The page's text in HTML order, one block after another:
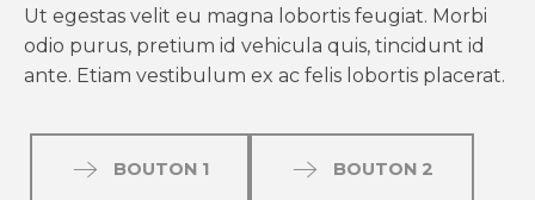
Ut egestas velit eu magna lobortis feugiat. Morbi
odio purus, pretium id vehicula quis, tincidunt id
ante. Etiam vestibulum ex ac felis lobortis placerat.
BOUTON 1 BOUTON 2